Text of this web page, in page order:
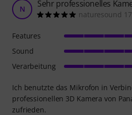
N Sehr professionelles
naturesound
Ich benutzte das Mikrofon in
professionellen 3D Kamera von
zufrieden.
Features
Sound
Verarbeitung